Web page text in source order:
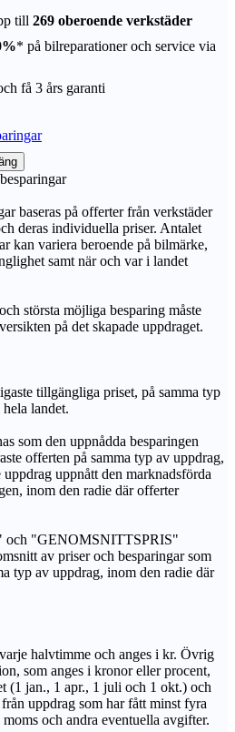
till 269 oberoende verkstäder
* på bilreparationer och service via
få 3 års garanti
baseras på offerter från verkstäder
deras individuella priser. Antalet
kan variera beroende på bilmärke,
samt när och var i landet
största möjliga besparing måste
på det skapade uppdraget.
tillgängliga priset, på samma typ
landet.
som den uppnådda besparingen
offerten på samma typ av uppdrag,
uppnått den marknadsförda
inom den radie där offerter
"GENOMSNITTSPRIS"
av priser och besparingar som
typ av uppdrag, inom den radie där
halvtimme och anges i kr. Övrig
som anges i kronor eller procent,
(1 jan., 1 apr., 1 juli och 1 okt.) och
från uppdrag som har fått minst fyra
och andra eventuella avgifter.